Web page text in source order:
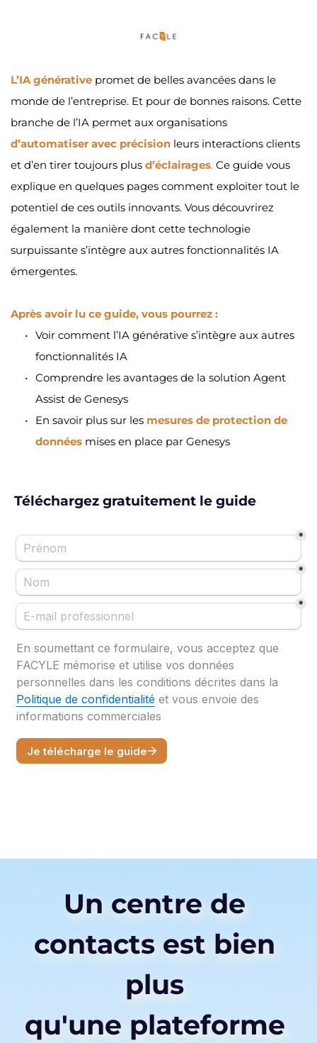
L’IA générative promet de belles avancées dans le
monde de l’entreprise. Et pour de bonnes raisons. Cette
d’automatiser avec précision leurs interactions clients
et d’en tirer toujours plus d’éclairages. Ce guide vous
explique en quelques pages comment exploiter tout le
potentiel de ces outils innovants. Vous découvrirez
également la manière dont cette technologie
surpuissante s’intègre aux autres fonctionnalités IA
émergentes.
Après avoir lu ce guide, vous pourrez :
Voir comment l’IA générative s’intègre aux autres
fonctionnalités IA
Comprendre les avantages de la solution Agent
Assist de Genesys
En savoir plus sur les mesures de protection de
données mises en place par Genesys
Téléchargez gratuitement le guide
Un centre de
contacts est bien
plus
qu'une plateforme